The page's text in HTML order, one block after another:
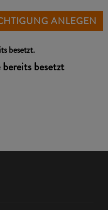
ANLEGEN
besetzt.
besetzt